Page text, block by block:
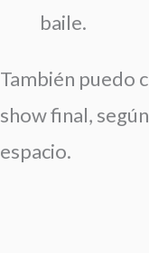
baile.
También puedo
show final,
espacio.